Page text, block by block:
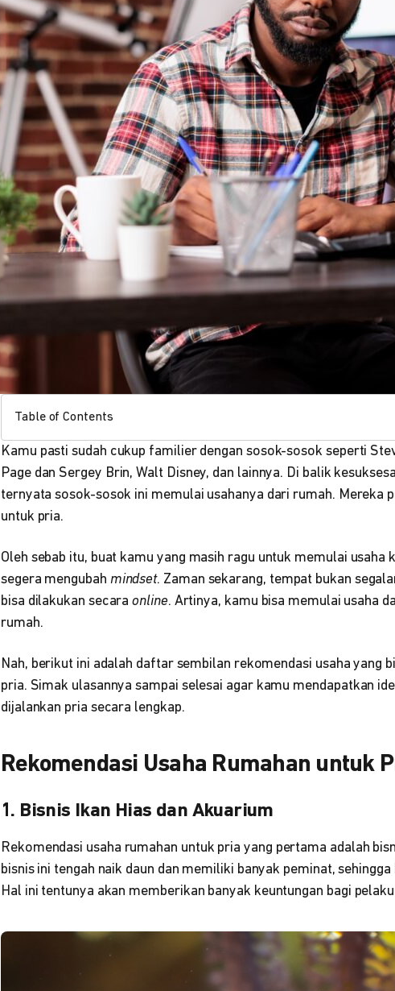
Table of Contents
Kamu pasti sudah cukup familier dengan sosok-sosok seperti
Page dan Sergey Brin, Walt Disney, dan lainnya. Di balik
ternyata sosok-sosok ini memulai usahanya dari rumah. Mereka
untuk pria.
Oleh sebab itu, buat kamu yang masih ragu untuk memulai
segera mengubah mindset. Zaman sekarang, tempat bukan
bisa dilakukan secaraonline. Artinya, kamu bisa memulai usaha
rumah.
Nah, berikut ini adalah daftar sembilan rekomendasi usaha yang
pria. Simak ulasannya sampai selesai agar kamu mendapatkan
dijalankan pria secara lengkap.
Rekomendasi Usaha Rumahan untuk
1. Bisnis Ikan Hias dan Akuarium
Rekomendasi usaha rumahan untuk pria yang pertama adalah
bisnis ini tengah naik daun dan memiliki banyak peminat,
Hal ini tentunya akan memberikan banyak keuntungan bagi